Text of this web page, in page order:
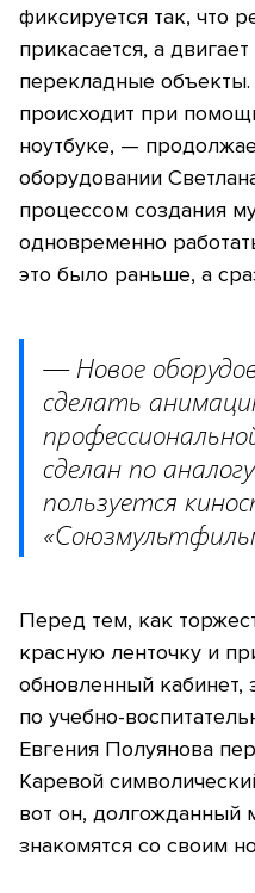
фиксируется так, что
прикасается, а
перекладные
происходит при
ноутбуке, —
оборудовании
процессом создания
одновременно
это было раньше, а
— Новое
сделать
сделан по
пользуется
Перед тем, как
красную ленточку и
обновленный кабинет,
по учебно-
Евгения Полуянова
Каревой
вот он, долгожданный
знакомятся со своим